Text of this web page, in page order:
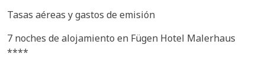
Tasas aéreas y gastos de emisión
7 noches de alojamiento en Fügen Hotel Malerhaus
****